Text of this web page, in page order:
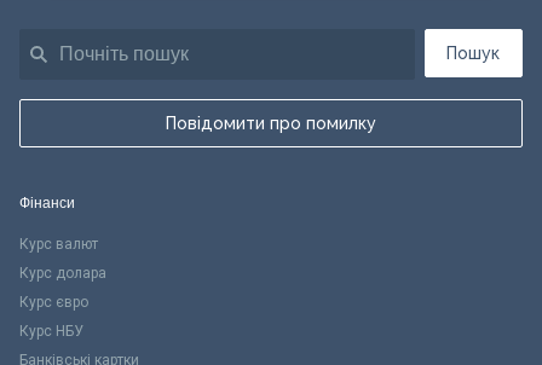
Пошук
Повідомити про помилку
Фінанси
Курс валют
Курс долара
Курс євро
Курс НБУ
Банківські картки